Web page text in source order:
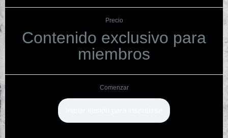
Precio
Contenido exclusivo para
miembros
Comenzar